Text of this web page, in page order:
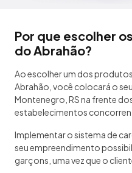
Por que escolher
do Abrahão?
Ao escolher um dos
Abrahão, você colocará o
Montenegro, RS na frente
estabelecimentos
Implementar o sistema de
seu empreendimento
garçons, uma vez que o